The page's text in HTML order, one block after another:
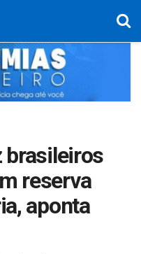
brasileiros
reserva
aponta